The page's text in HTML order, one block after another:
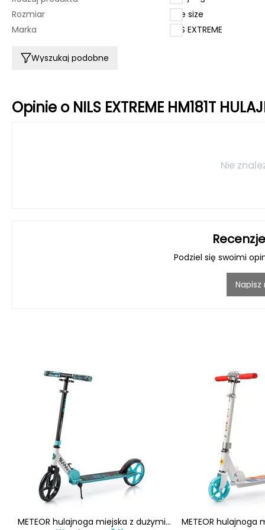
Rozmiar
one size
Marka
NILS EXTREME
Wyszukaj podobne
Opinie o NILS EXTREME HM181T
Nie
Podziel się swoimi
METEOR hulajnoga miejska z dużymi
METEOR hulajnoga